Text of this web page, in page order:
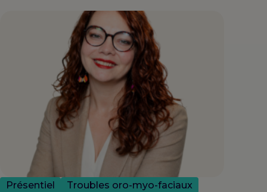
Présentiel Troubles oro-myo-faciaux